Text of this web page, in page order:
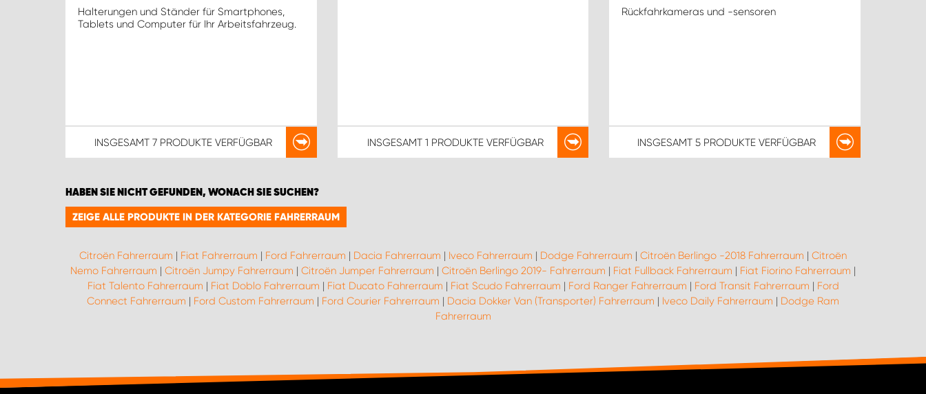
Halterungen und Ständer für Smartphones,
Tablets und Computer für Ihr Arbeitsfahrzeug.
INSGESAMT 7 PRODUKTEVERFÜGBAR INSGESAMT1 PRODUKTE VERFÜGBAR
Rückfahrkameras und -sensoren
INSGESAMT 5 PRODUKTEVERFÜGBAR
HABEN SIE NICHT GEFUNDEN, WONACH SIE SUCHEN?
ZEIGE ALLE PRODUKTE IN DER KATEGORIE FAHRERRAUM
Citroën Fahrerraum | Fiat Fahrerraum | Ford Fahrerraum | Dacia Fahrerraum | Iveco Fahrerraum | Dodge Fahrerraum | Citroën Berlingo -2018 Fahrerraum | Citroën
Nemo Fahrerraum | Citroën Jumpy Fahrerraum | Citroën Jumper Fahrerraum | Citroën Berlingo 2019- Fahrerraum | Fiat Fullback Fahrerraum | Fiat Fiorino Fahrerraum |
Fiat Talento Fahrerraum | Fiat Doblo Fahrerraum | Fiat Ducato Fahrerraum | Fiat Scudo Fahrerraum | Ford Ranger Fahrerraum | Ford Transit Fahrerraum | Ford
Connect Fahrerraum | Ford Custom Fahrerraum | Ford Courier Fahrerraum | Dacia Dokker Van (Transporter) Fahrerraum | Iveco Daily Fahrerraum | Dodge Ram
Fahrerraum